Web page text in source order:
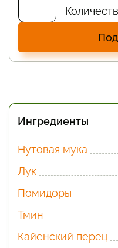
Ингредиенты
Нутовая мука
Лук
Помидоры
Тмин
Кайенский перец